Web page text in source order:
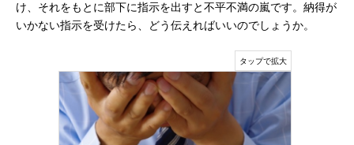
け、それをもとに部下に指示を出すと不平不満の嵐です。納得が
いかない指示を受けたら、どう伝えればいいのでしょうか。